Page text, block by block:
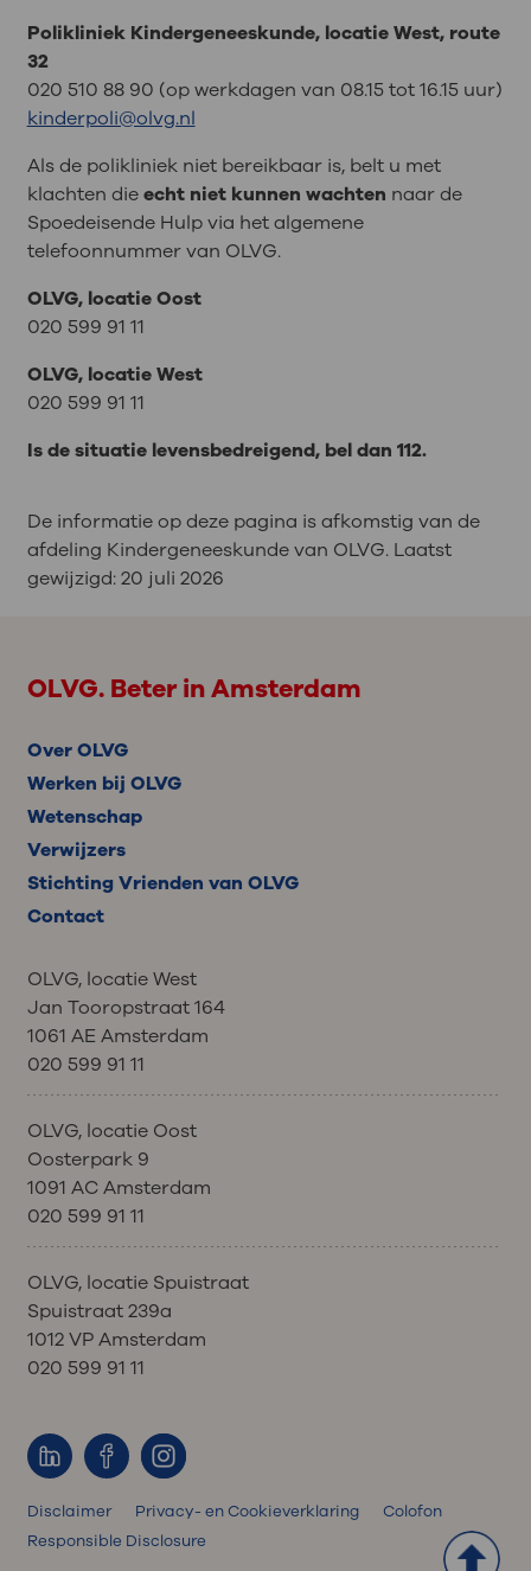
Polikliniek Kindergeneeskunde, locatie West, route
32
020 510 88 90 (op werkdagen van 08.15 tot 16.15 uur)
kinderpoli@olvg.nl
Als de polikliniek niet bereikbaar is, belt u met
klachten dieecht niet kunnen wachten naar de
Spoedeisende Hulp via het algemene
telefoonnummer van OLVG.
OLVG, locatie Oost
020 599 91 11
OLVG, locatie West
020 599 91 11
Is de situatie levensbedreigend, bel dan 112.
De informatie op deze pagina is afkomstig van de
afdeling Kindergeneeskunde van OLVG. Laatst
gewijzigd:20 juli 2026
OLVG. Beter in Amsterdam
Over OLVG
Werken bij OLVG
Wetenschap
Verwijzers
Stichting Vrienden van OLVG
Contact
OLVG, locatie West
Jan Tooropstraat 164
1061 AE Amsterdam
020 599 91 11
OLVG, locatie Oost
Oosterpark 9
1091 AC Amsterdam
020 599 91 11
OLVG, locatie Spuistraat
Spuistraat 239a
1012 VP Amsterdam
020 599 91 11
Disclaimer Privacy- en Cookieverklaring
Colofon
Responsible Disclosure